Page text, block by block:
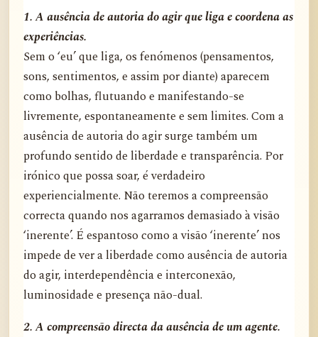
1. A ausência de autoria do agir que liga e coordena as
experiências.
Sem o ‘eu’ que liga, os fenómenos (pensamentos,
sons, sentimentos, e assim por diante) aparecem
como bolhas, flutuando e manifestando-se
livremente, espontaneamente e sem limites. Com a
ausência de autoria do agir surge também um
profundo sentido de liberdade e transparência. Por
irónico que possa soar, é verdadeiro
experiencialmente. Não teremos a compreensão
correcta quando nos agarramos demasiado à visão
‘inerente’. É espantoso como a visão ‘inerente’ nos
impede de ver a liberdade como ausência de autoria
do agir, interdependência e interconexão,
luminosidade e presença não-dual.
2. A compreensão directa da ausência de um agente.